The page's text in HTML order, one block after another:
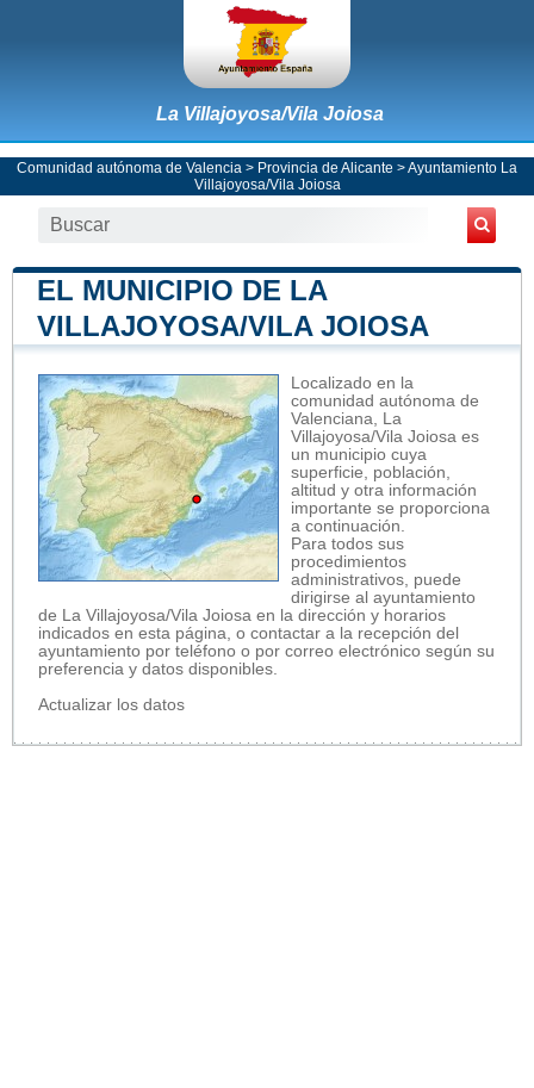
La Villajoyosa/Vila Joiosa
Comunidad autónoma de Valencia > Provincia de Alicante >Ayuntamiento La
Villajoyosa/Vila Joiosa
EL MUNICIPIO DE LA
VILLAJOYOSA/VILA JOIOSA
Localizado en la
comunidad autónoma de
Valenciana, La
Villajoyosa/Vila Joiosa es
un municipio cuya
superficie, población,
altitud y otra información
importante se proporciona
a continuación.
Para todos sus
procedimientos
administrativos, puede
dirigirse al ayuntamiento
de La Villajoyosa/Vila Joiosa en la dirección y horarios
indicados en esta página, o contactar a la recepción del
ayuntamiento por teléfono o por correo electrónico según su
preferencia y datos disponibles.
Actualizar los datos